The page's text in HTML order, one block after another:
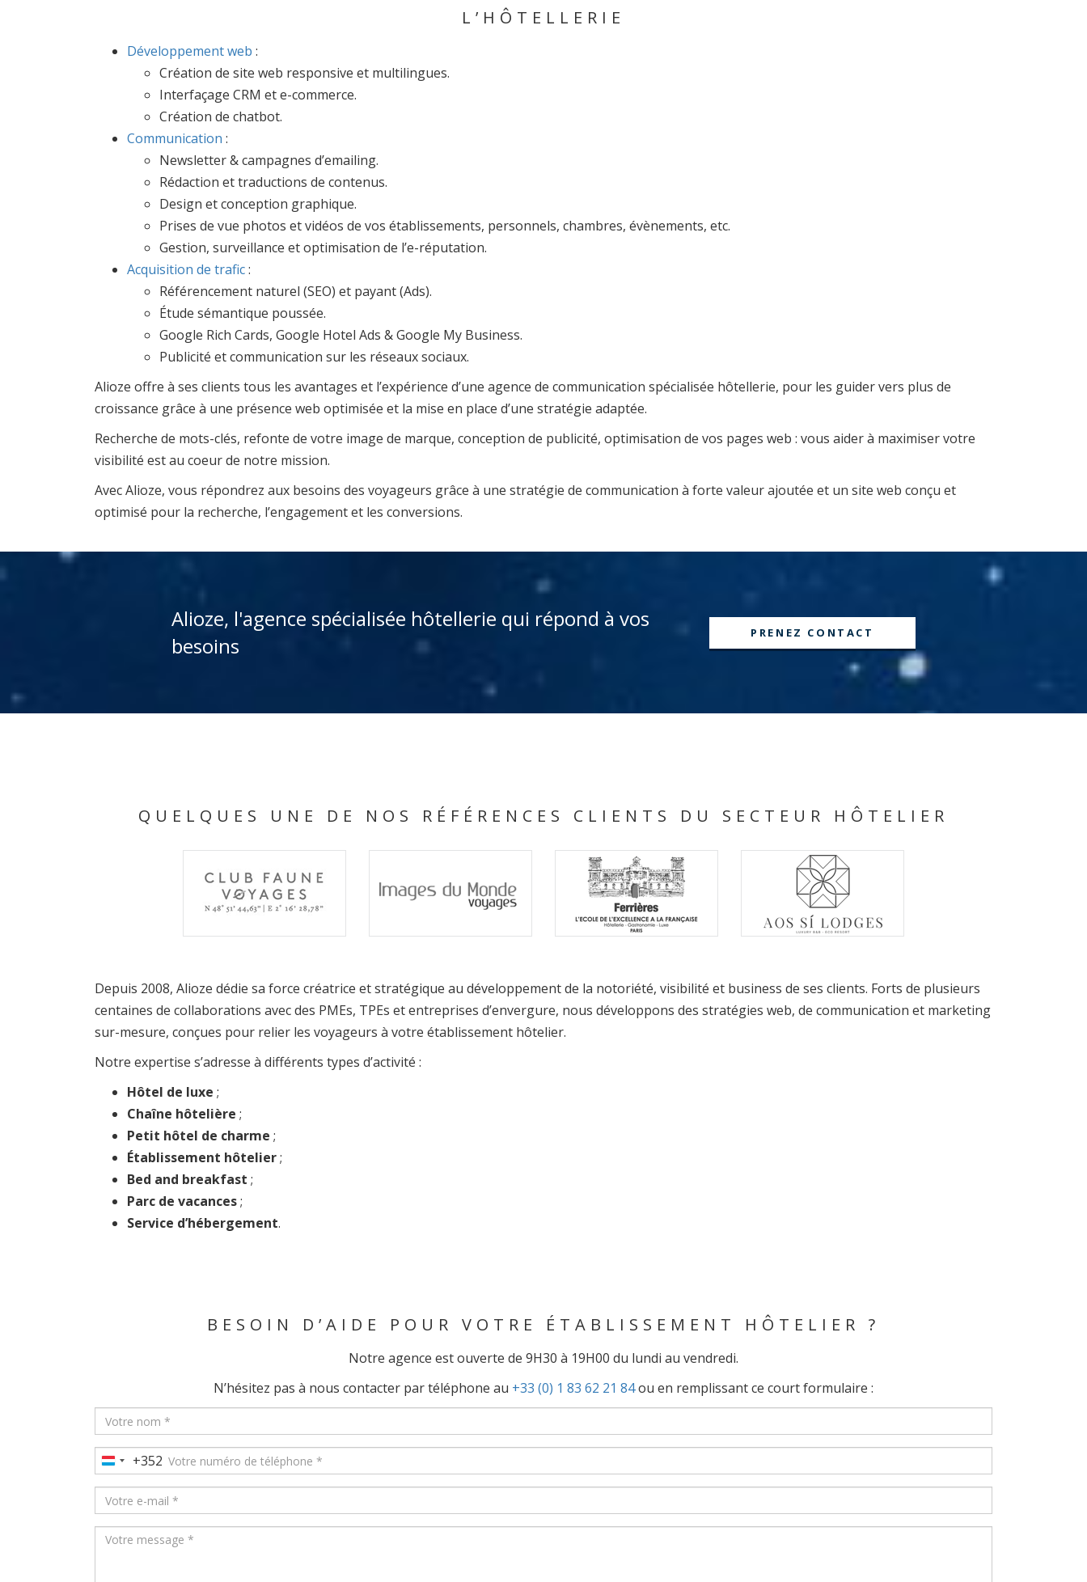
L’HÔTELLERIE
Développement web :
Création de site web responsive et multilingues.
Interfaçage CRM et e-commerce.
Création de chatbot.
Communication :
Newsletter & campagnes d’emailing.
Rédaction et traductions de contenus.
Design et conception graphique.
Prises de vue photos et vidéos de vos établissements, personnels, chambres, évènements, etc.
Gestion, surveillance et optimisation de l’e-réputation.
Acquisition de trafic:
Référencement naturel (SEO) et payant (Ads).
Étude sémantique poussée.
Google Rich Cards, Google Hotel Ads & Google My Business.
Publicité et communication sur les réseaux sociaux.
Alioze offre à ses clients tous les avantages et l’expérience d’une agence de communication spécialisée hôtellerie, pour les guider vers plus de
croissance grâce à une présence web optimisée et la mise en place d’une stratégie adaptée.
Recherche de mots-clés, refonte de votre image de marque, conception de publicité, optimisation de vos pages web : vous aider à maximiser votre
visibilité est au coeur de notre mission.
Avec Alioze, vous répondrez aux besoins des voyageurs grâce à une stratégie de communication à forte valeur ajoutée et un site web conçu et
optimisé pour la recherche, l’engagement et les conversions.
Alioze, l'agence spécialisée hôtellerie qui répond à vos
besoins
PRENEZ CONTACT
QUELQUES UNE DE NOS RÉFÉRENCES CLIENTS DU SECTEUR HÔTELIER
Depuis 2008, Alioze dédie sa force créatrice et stratégique au développement de la notoriété, visibilité et business de ses clients. Forts de plusieurs
centaines de collaborations avec des PMEs, TPEs et entreprises d’envergure, nous développons des stratégies web, de communication et marketing
sur-mesure, conçues pour relier les voyageurs à votre établissement hôtelier.
Notre expertise s’adresse à différents types d’activité :
Hôtel de luxe ;
Chaîne hôtelière ;
Petit hôtel de charme ;
Établissement hôtelier;
Bed and breakfast ;
Parc de vacances;
Service d’hébergement.
BESOIN D’AIDE POUR VOTRE ÉTABLISSEMENT HÔTELIER ?
Notre agence est ouverte de 9H30 à 19H00 du lundi au vendredi.
N’hésitez pas à nous contacter par téléphone au +33 (0) 1 83 62 21 84ou en remplissant ce court formulaire :
Luxembourg
+352
+352